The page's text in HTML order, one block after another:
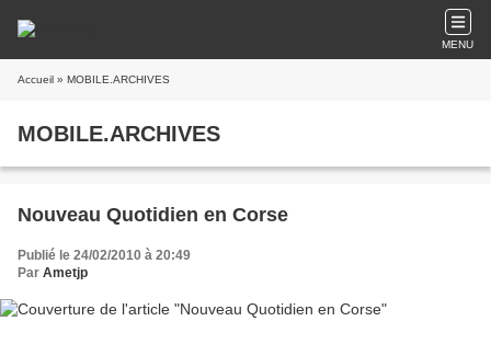
MENU
Accueil » MOBILE.ARCHIVES
MOBILE.ARCHIVES
Nouveau Quotidien en Corse
Publié le 24/02/2010 à 20:49
Par Ametjp